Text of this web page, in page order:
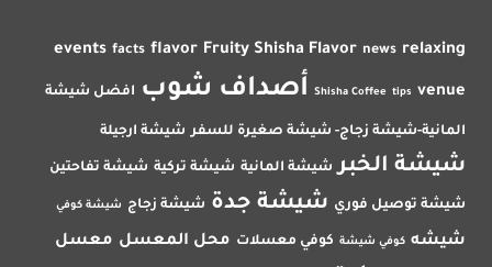
events facts flavor Fruity Shisha Flavor news relaxing
Shisha Coffee tips venue أصداف شوب افضل شيشة
المانية-شيشة زجاج- شيشة صغيرة للسفر شيشة ارجيلة
شيشة الخبر شيشة المانية شيشة تركية شيشة تفاحتين
شيشة توصيل فوري شيشة جدة شيشة زجاج شيشة كوفي
شيشه كوفي شيشة كوفي معسلات محل المعسل معسل